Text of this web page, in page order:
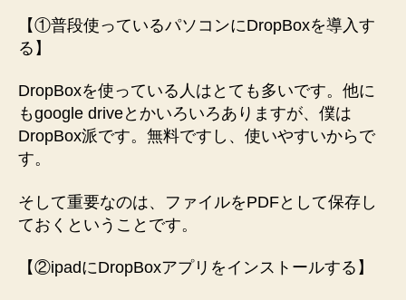
【①普段使っているパソコンにDropBoxを導入す
る】
DropBoxを使っている人はとても多いです。他に
もgoogle driveとかいろいろありますが、僕は
DropBox派です。無料ですし、使いやすいからで
す。
そして重要なのは、ファイルをPDFとして保存し
ておくということです。
【②ipadにDropBoxアプリをインストールする】